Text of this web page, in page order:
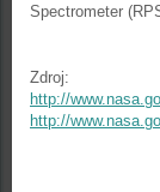
Spectrometer
Zdroj:
http://
http://